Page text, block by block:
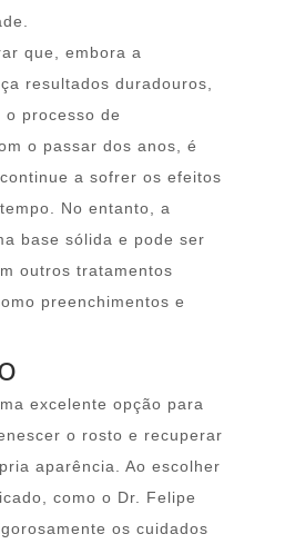
que, embora a
resultados duradouros,
processo de
o passar dos anos, é
a sofrer os efeitos
No entanto, a
base sólida e pode ser
outros tratamentos
preenchimentos e
excelente opção para
o rosto e recuperar
aparência. Ao escolher
como o Dr. Felipe
os cuidados